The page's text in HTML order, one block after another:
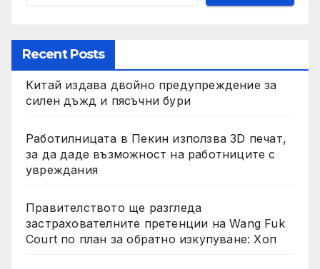
Recent Posts
Китай издава двойно предупреждение за
силен дъжд и пясъчни бури
Работилницата в Пекин използва 3D печат,
за да даде възможност на работниците с
увреждания
Правителството ще разгледа
застрахователните претенции на Wang Fuk
Court по план за обратно изкупуване: Хоп